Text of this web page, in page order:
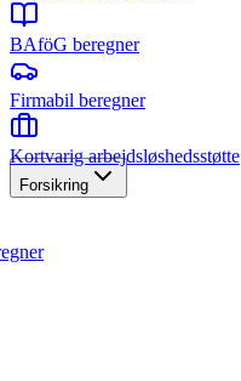
BAföG beregner
Firmabil beregner
Kortvarig arbejdsløshedsstøtte
Forsikring